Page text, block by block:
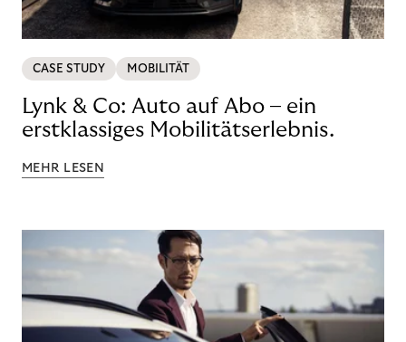
CASE STUDY MOBILITÄT
Lynk & Co: Auto auf Abo – ein
erstklassiges Mobilitätserlebnis.
MEHR LESEN